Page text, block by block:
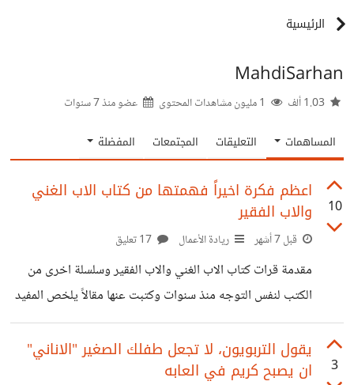
الرئيسية
MahdiSarhan
عضو منذ7 سنوات
المساهمات التعليقات المجتمعات المفضلة
10
اعظم فكرة اخيراً فهمتها من كتاب الاب الغني
والاب الفقير
قبل 7 أشهر ريادة الأعمال
مقدمة قرات كتاب الاب الغني والاب الفقير وسلسلة اخرى من
الكتب لنفس التوجه منذ سنوات وكتبت عنها مقالاً يلخص المفيد
منها لاني اعتقد ان الحشو فيها كثير. ولكن هذه المرة اتيت بفكرة
استوعبتها مؤخراً واقتنعت بها واندهشت منها ايضاً احببت
مشاركتكم اياها. الفكرة انا لا احب اللف والدوران، شخص منطقي
3
يقول التربويون، لا تجعل طفلك الصغير "الاناني"
ان يصبح كريم في العابه